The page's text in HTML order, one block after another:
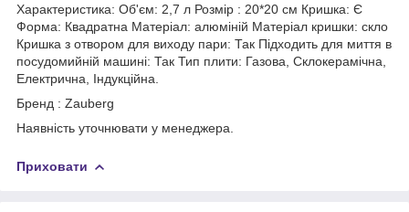
Характеристика: Об'єм: 2,7 л Розмір : 20*20 см Кришка: Є
Форма: Квадратна Матеріал: алюміній Матеріал кришки: скло
Кришка з отвором для виходу пари: Так Підходить для миття в
посудомийній машині: Так Тип плити: Газова, Склокерамічна,
Електрична, Індукційна.
Бренд : Zauberg
Наявність уточнювати у менеджера.
Приховати